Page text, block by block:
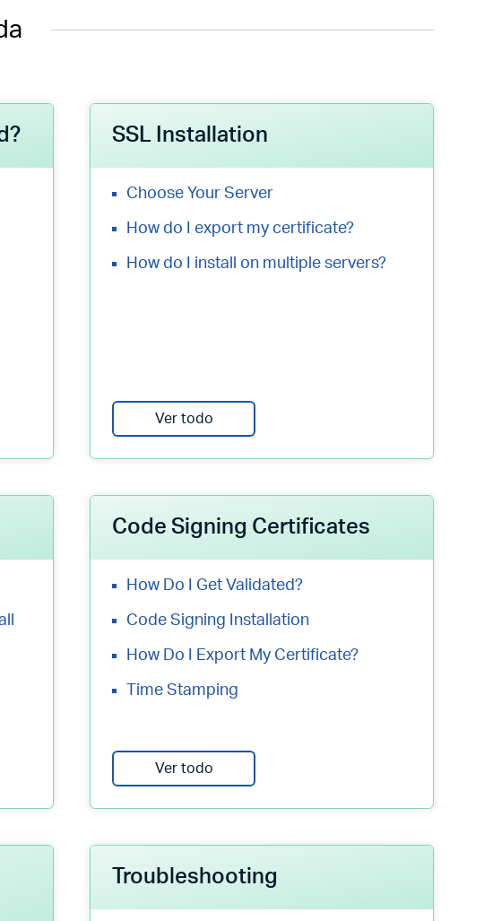
SSL Installation
Choose Your Server
How do I export my certificate?
How do I install on multiple servers?
Ver todo
Code Signing Certificates
How Do I Get Validated?
Code Signing Installation
How Do I Export My Certificate?
Time Stamping
Ver todo
Troubleshooting